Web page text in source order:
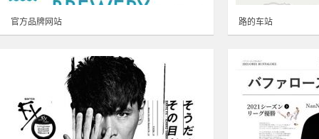
官方品牌网站 路的车站